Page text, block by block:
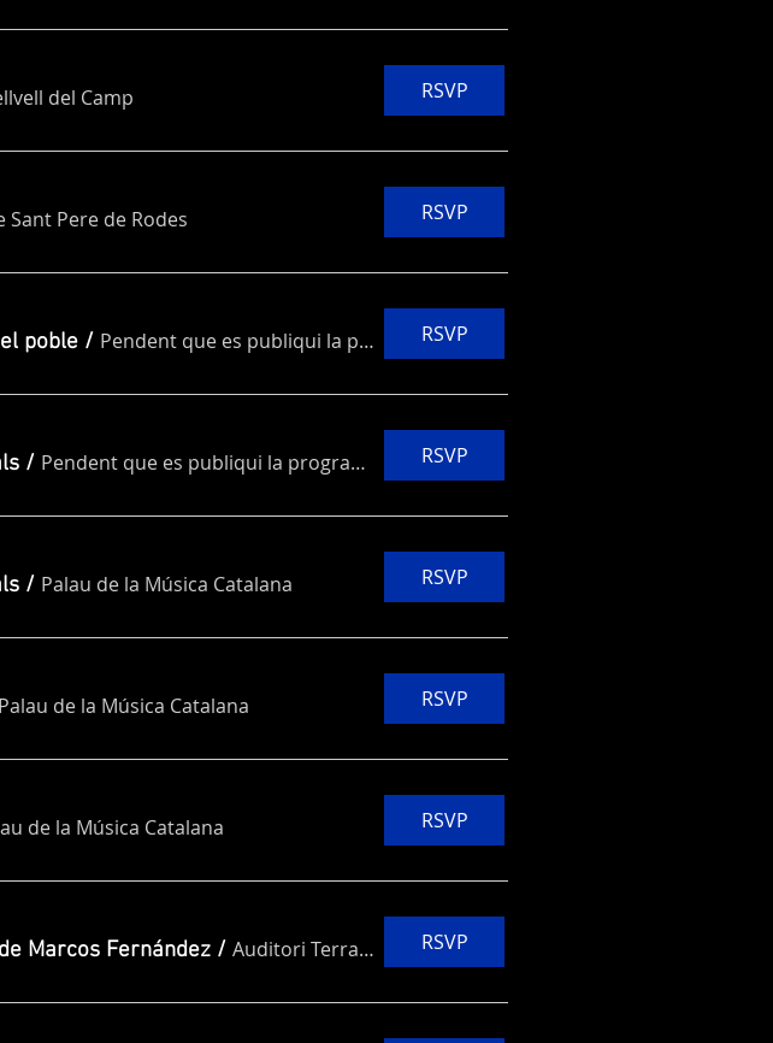
del Camp RSVP
Sant Pere de Rodes RSVP
poble / Pendent que es publiqui la programació RSVP
/ Pendent que es publiqui la programación RSVP
/ Palau de la Música Catalana RSVP
Palau de la Música Catalana RSVP
de la Música Catalana RSVP
Marcos Fernández / Auditori Terrassa RSVP